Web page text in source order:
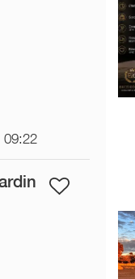
09:22